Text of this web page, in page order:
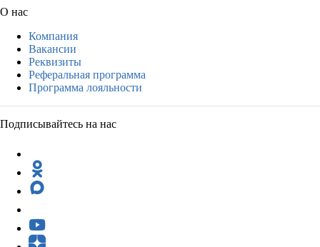
О нас
Компания
Вакансии
Реквизиты
Реферальная программа
Программа лояльности
Подписывайтесь на нас